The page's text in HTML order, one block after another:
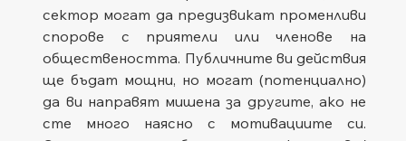
сектор могат да предизвикат променливи
спорове с приятели или членове на
обществеността. Публичните ви действия
ще бъдат мощни, но могат (потенциално)
да ви направят мишена за другите, ако не
сте много наясно с мотивациите си.